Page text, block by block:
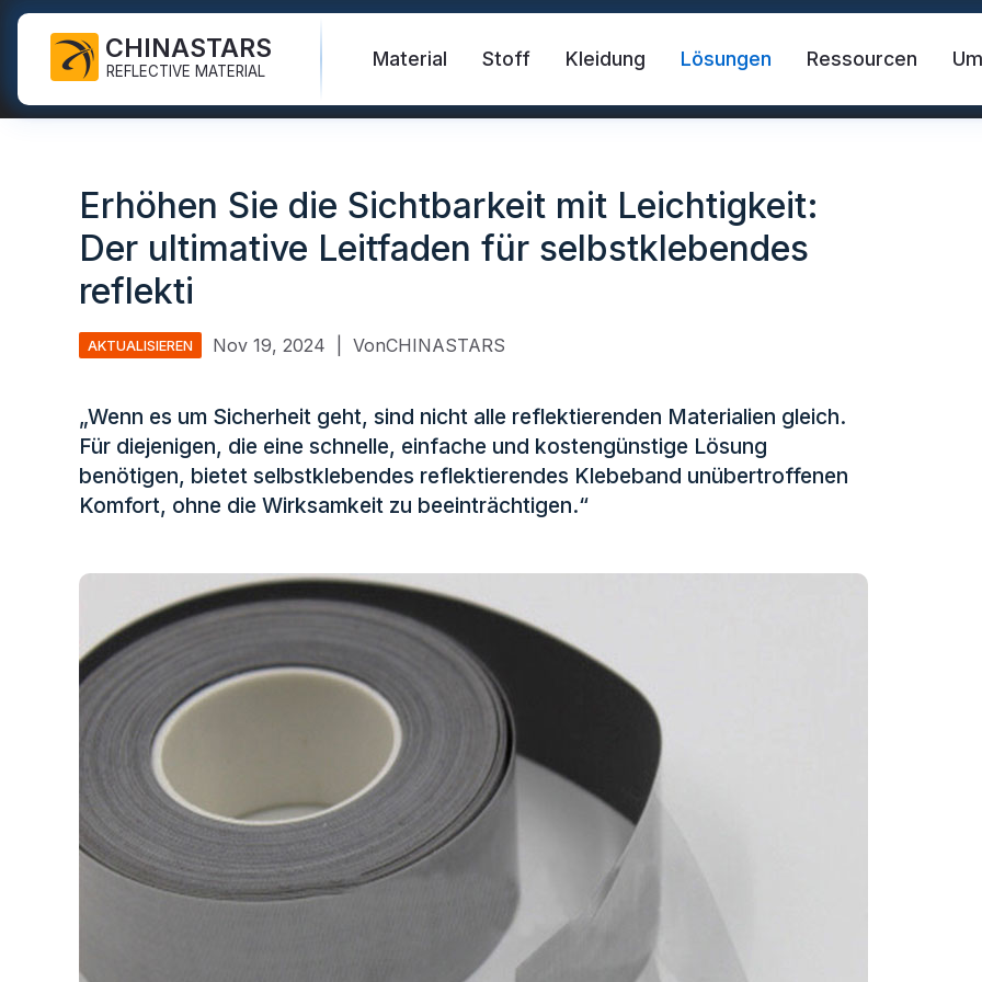
CHINASTARS
REFLECTIVE MATERIAL
Material
Industrielles Waschband
FR-Reflektorband
Wärmetransfer-Vinyl und
Reflektierende Paspelierung
Reflektierendes Garn
Prismatisches Klebeband
Stoff
leuchtet
Regenbogenreflektierender
Stoff
Reflektierender Druckstoff
Silberner reflektierender
Farbreflektierender Stoff
Reflektierender Stoff mit
Farbverlauf
Perforierter reflektierender
Kleidung
Warnschutzjacken
Sicherheitshosen
Sicherheitsregenmantel
Sicherheitshemden und -
Sicherheitsoveralls
Lösungen
Neue Produkte
Video
Blog
Ressourcen
Katalog
Internationale Standards
Um
FR-
Reflektierendes Material Reflektierendes Wärmetransfer-
Erhöhen Sie die Sichtbarkeit mit Leichtigkeit:
Der ultimative Leitfaden für selbstklebendes
reflekti
AKTUALISIEREN Nov 19, 2024 VonCHINASTARS
„Wenn es um Sicherheit geht, sind nicht alle reflektierenden Materialien gleich.
Für diejenigen, die eine schnelle, einfache und kostengünstige Lösung
benötigen, bietet selbstklebendes reflektierendes Klebeband unübertroffenen
Komfort, ohne die Wirksamkeit zu beeinträchtigen.“